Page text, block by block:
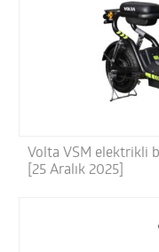
Volta VSM elektrikli
[25 Aralık 2025]